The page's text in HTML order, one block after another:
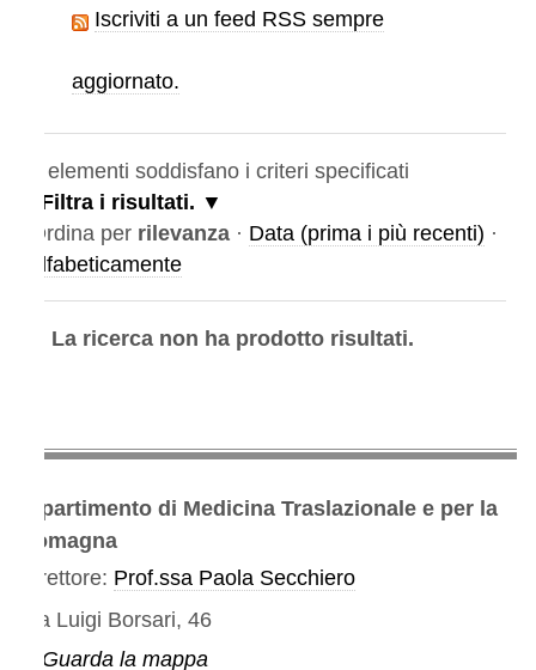
Iscriviti a un feed RSS sempre
aggiornato.
soddisfano i criteri specificati
i risultati.
per rilevanza · Data (prima i più recenti) ·
La ricerca non ha prodotto risultati.
di Medicina Traslazionale e per la
Prof.ssa Paola Secchiero
Luigi Borsari, 46
la mappa